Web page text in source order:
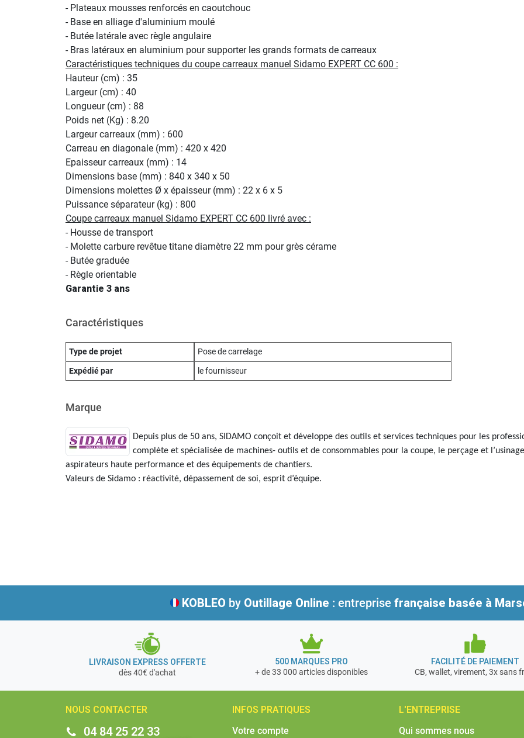
- Plateaux mousses renforcés en caoutchouc
- Base en alliage d'aluminium moulé
- Butée latérale avec règle angulaire
- Bras latéraux en aluminium pour supporter les grands formats de carreaux
Caractéristiques techniques du coupe carreaux manuel Sidamo EXPERT CC 600 :
Hauteur (cm) : 35
Largeur (cm) : 40
Longueur (cm) : 88
Poids net (Kg) : 8.20
Largeur carreaux (mm) : 600
Carreau en diagonale (mm) : 420 x 420
Epaisseur carreaux (mm) : 14
Dimensions base (mm) : 840 x 340 x 50
Dimensions molettes Ø x épaisseur (mm) : 22 x 6 x 5
Puissance séparateur (kg) : 800
Coupe carreaux manuel Sidamo EXPERT CC 600 livré avec :
- Housse de transport
- Molette carbure revêtue titane diamètre 22 mm pour grès cérame
- Butée graduée
- Règle orientable
Garantie 3 ans
Caractéristiques
Type de projet
Pose de carrelage
Expédié par
le fournisseur
Marque
Depuis plus de 50 ans, SIDAMO conçoit et développe des outils et services techniques pour les
complète et spécialisée de machines- outils et de consommables pour la coupe, le perçage et
aspirateurs haute performance et des équipements de chantiers.
Valeurs de Sidamo : réactivité, dépassement de soi, esprit d’équipe.
KOBLEO by Outillage Online : entreprise française basée à
LIVRAISON EXPRESS OFFERTE
dès 40€ d'achat
500 MARQUES PRO
+ de 33 000 articles disponibles
FACILITÉ DE PAIEMENT
CB, wallet, virement, 3x sans
NOUS CONTACTER
04 84 25 22 33
INFOS PRATIQUES
Votre compte
L'ENTREPRISE
Qui sommes nous